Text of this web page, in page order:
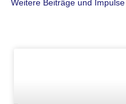
Weitere Beiträge und Impulse